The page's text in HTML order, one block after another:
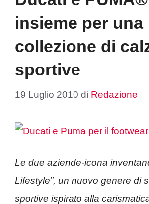
insieme per una
collezione di
sportive
19 Luglio 2010 di Redazione
Le due aziende-icona
Lifestyle”, un nuovo genere di
sportive ispirato alla